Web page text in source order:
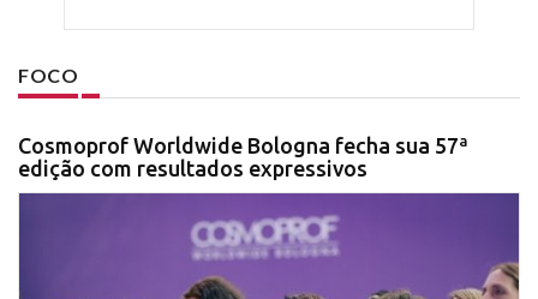
FOCO
Cosmoprof Worldwide Bologna fecha sua 57ª
edição com resultados expressivos